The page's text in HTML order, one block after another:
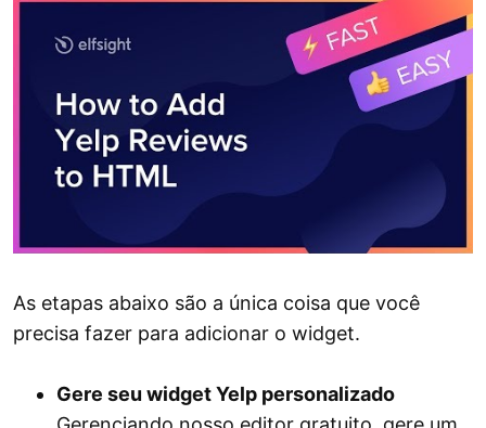
As etapas abaixo são a única coisa que você
precisa fazer para adicionar o widget.
Gere seu widget Yelp personalizado